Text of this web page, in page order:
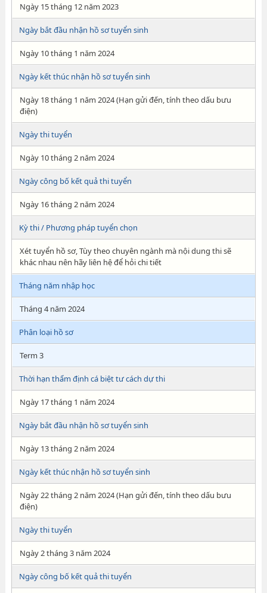
Ngày 15 tháng 12 năm 2023
Ngày bắt đầu nhận hồ sơ tuyển sinh
Ngày 10 tháng 1 năm 2024
Ngày kết thúc nhận hồ sơ tuyển sinh
Ngày 18 tháng 1 năm 2024 (Hạn gửi đến, tính theo dấu bưu
điện)
Ngày thi tuyển
Ngày 10 tháng 2 năm 2024
Ngày công bố kết quả thi tuyển
Ngày 16 tháng 2 năm 2024
Kỳ thi / Phương pháp tuyển chọn
Xét tuyển hồ sơ, Tùy theo chuyên ngành mà nội dung thi sẽ
khác nhau nên hãy liên hệ để hỏi chi tiết
Tháng năm nhập học
Tháng 4 năm 2024
Phân loại hồ sơ
Term 3
Thời hạn thẩm định cá biệt tư cách dự thi
Ngày 17 tháng 1 năm 2024
Ngày bắt đầu nhận hồ sơ tuyển sinh
Ngày 13 tháng 2 năm 2024
Ngày kết thúc nhận hồ sơ tuyển sinh
Ngày 22 tháng 2 năm 2024 (Hạn gửi đến, tính theo dấu bưu
điện)
Ngày thi tuyển
Ngày 2 tháng 3 năm 2024
Ngày công bố kết quả thi tuyển